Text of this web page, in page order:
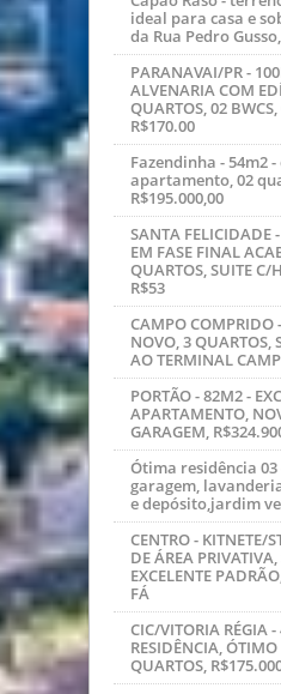
ideal para casa e
da Rua Pedro
PARANAVAI/PR -
ALVENARIA COM
QUARTOS, 02
R$170.00
Fazendinha - 54m2
apartamento, 02
R$195.000,00
SANTA FELICIDADE
EM FASE FINAL
QUARTOS, SUITE C/
R$53
CAMPO COMPRIDO
NOVO, 3 QUARTOS,
AO TERMINAL
PORTÃO - 82M2 -
APARTAMENTO,
GARAGEM,
Ótima residência
garagem,
e depósito,jardim
CENTRO - KITNETE/
DE ÁREA
EXCELENTE
FÁ
CIC/VITORIA RÉGIA -
RESIDÊNCIA,
QUARTOS,